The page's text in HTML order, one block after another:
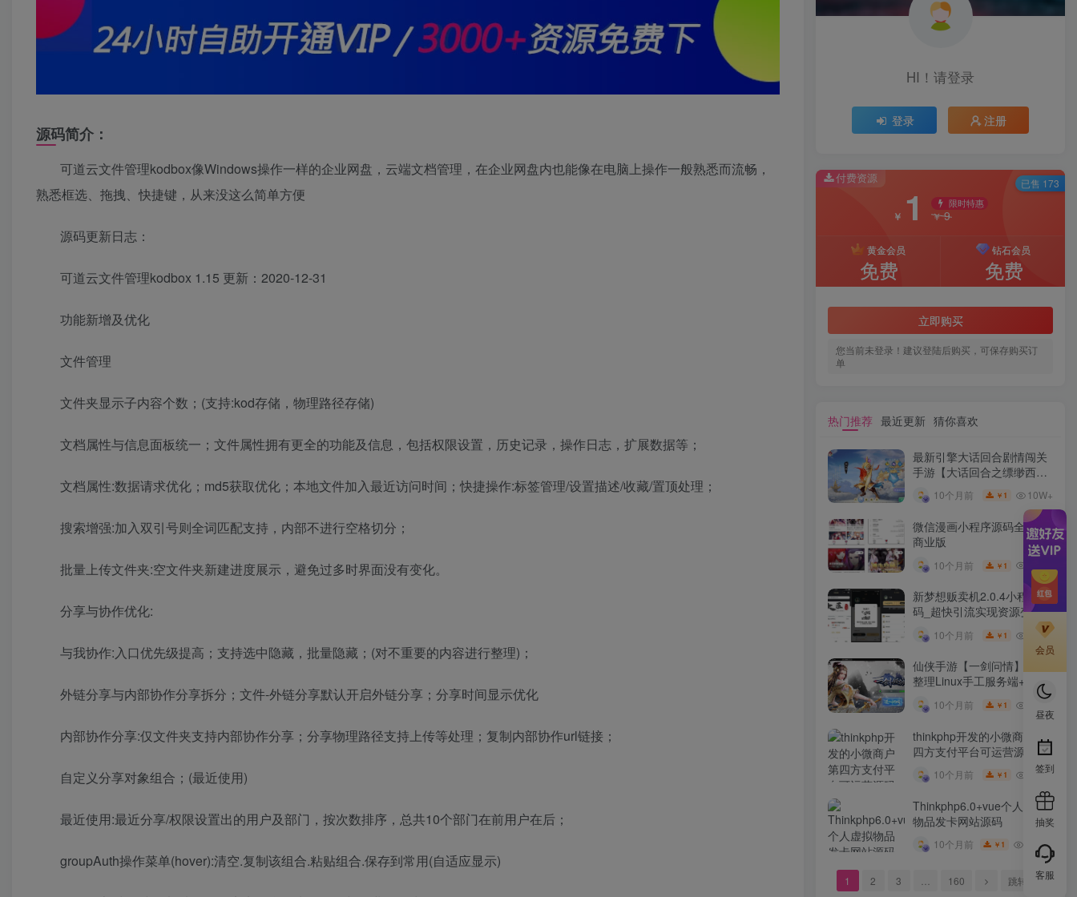
源码简介：
可道云文件管理kodbox像Windows操作一样的企业网盘 ， 云端文档管理 ，在企业网盘内也能像在电脑上操作一般熟悉而流畅，
熟悉框选、拖拽、快捷键，从来没这么简单方便
源码更新日志：
可道云文件管理kodbox 1.15 更新：2020-12-31
功能新增及优化
文件管理
文件夹显示子内容个数；(支持:kod存储，物理路径存储)
文档属性与信息面板统一；文件属性拥有更全的功能及信息，包括权限设置，历史记录，操作日志，扩展数据等；
文档属性:数据请求优化；md5获取优化；本地文件加入最近访问时间；快捷操作:标签管理/设置描述/收藏/置顶处理；
搜索增强:加入双引号则全词匹配支持，内部不进行空格切分；
批量上传文件夹:空文件夹新建进度展示，避免过多时界面没有变化。
分享与协作优化:
与我协作:入口优先级提高；支持选中隐藏，批量隐藏；(对不重要的内容进行整理)；
外链分享与内部协作分享拆分；文件-外链分享默认开启外链分享；分享时间显示优化
内部协作分享:仅文件夹支持内部协作分享；分享物理路径支持上传等处理；复制内部协作url链接；
自定义分享对象组合；(最近使用)
最近使用:最近分享/权限设置出的用户及部门，按次数排序，总共10个部门在前用户在后；
groupAuth操作菜单(hover):清空.复制该组合.粘贴组合.保存到常用(自适应显示)
HI！请登录
登录 注册
付费资源
￥ 1 限时特惠
￥9
黄金会员
免费
钻石会员
免费
立即购买
您当前未登录！建议登陆后购买，可保存购买订
单
已售 173
热门推荐 最近更新 猜你喜欢
最新引擎大话回合剧情闯关
手游【大话回合之缥缈西游
GM总运营管理后台安卓苹
10个月前 ￥ 1 10W+
微信漫画小程序源码全开源
商业版
10个月前 ￥ 1
新梦想贩卖机2.0.4小程序源
码_超快引流实现资源变现
10个月前 ￥ 1 10W+
仙侠手游【一剑问情】最新
整理Linux手工服务端+GM
后台+本地注册验证+双端
10个月前 ￥ 1
thinkphp开发的小微商户第
四方支付平台可运营源码
10个月前 ￥ 1 10W+
Thinkphp6.0+vue个人虚拟
物品发卡网站源码
10个月前 ￥ 1 9.9W+
1 2 3 160 跳转
会员
昼夜
签到
抽奖
客服